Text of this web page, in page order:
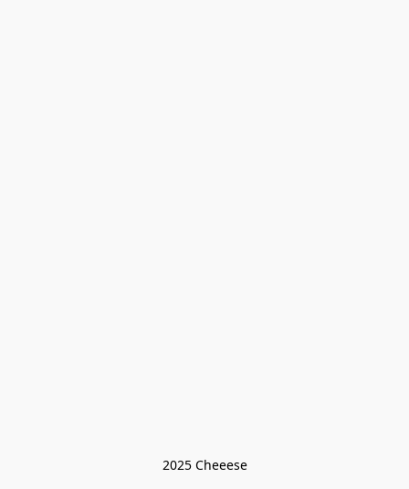
2025 Cheeese